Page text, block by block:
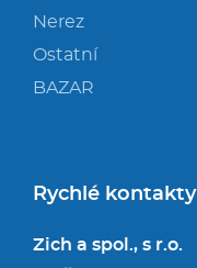
Nerez
Ostatní
BAZAR
Rychlé kontakty
Zich a spol., s r.o.